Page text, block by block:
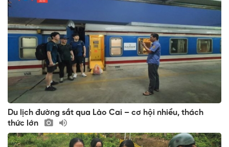
Du lịch đường sắt qua Lào Cai – cơ hội nhiều, thách
thức lớn